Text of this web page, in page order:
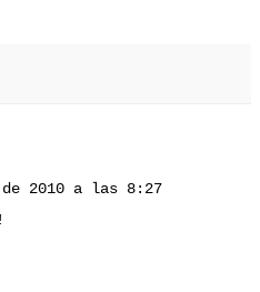
2010 a las 8:27